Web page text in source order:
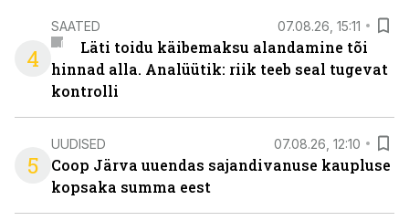
4
SAATED 07.08.26, 15:11
Läti toidu käibemaksu alandamine tõi
hinnad alla. Analüütik: riik teeb seal tugevat
kontrolli
5
UUDISED 07.08.26, 12:10
Coop Järva uuendas sajandivanuse kaupluse
kopsaka summa eest